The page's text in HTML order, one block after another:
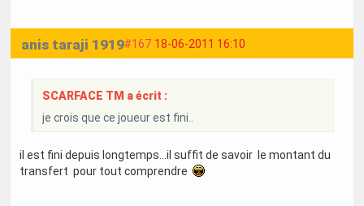
#167 18-06-2011 16:10
anis taraji 1919
SCARFACE TM a écrit :
je crois que ce joueur est fini..
il est fini depuis longtemps...il suffit de savoir le montant du
transfert pour tout comprendre